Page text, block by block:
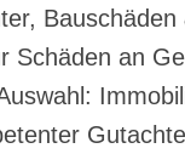
Schäden an